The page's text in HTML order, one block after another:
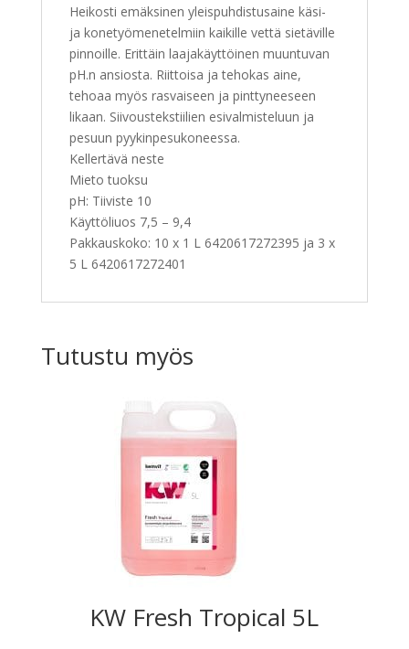
Heikosti emäksinen yleispuhdistusaine käsi-
ja konetyömenetelmiin kaikille vettä sietäville
pinnoille. Erittäin laajakäyttöinen muuntuvan
pH.n ansiosta. Riittoisa ja tehokas aine,
tehoaa myös rasvaiseen ja pinttyneeseen
likaan. Siivoustekstiilien esivalmisteluun ja
pesuun pyykinpesukoneessa.
Kellertävä neste
Mieto tuoksu
pH: Tiiviste 10
Käyttöliuos 7,5 – 9,4
Pakkauskoko: 10 x 1 L 6420617272395 ja 3 x
5 L 6420617272401
Tutustu myös
KW Fresh Tropical 5L